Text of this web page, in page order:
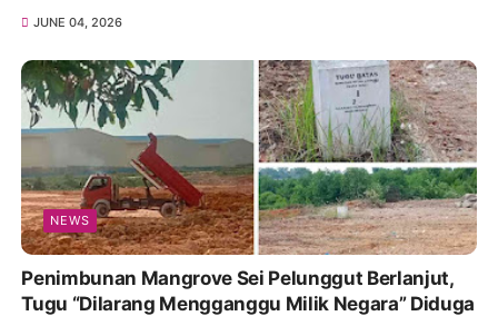
JUNE 04, 2026
NEWS
Penimbunan Mangrove Sei Pelunggut Berlanjut,
Tugu “Dilarang Mengganggu Milik Negara” Diduga